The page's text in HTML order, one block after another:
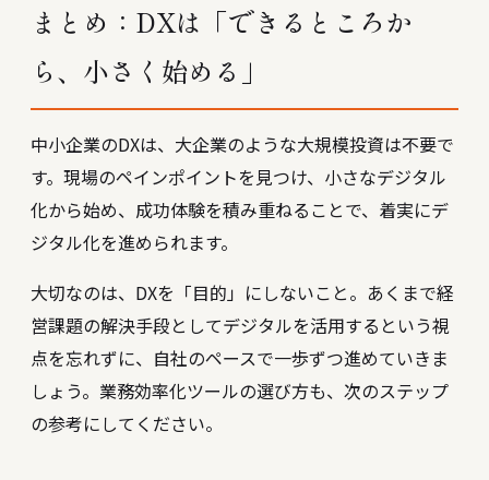
まとめ：DXは「できるところか
ら、小さく始める」
中小企業のDXは、大企業のような大規模投資は不要で
す。現場のペインポイントを見つけ、小さなデジタル
化から始め、成功体験を積み重ねることで、着実にデ
ジタル化を進められます。
大切なのは、DXを「目的」にしないこと。あくまで経
営課題の解決手段としてデジタルを活用するという視
点を忘れずに、自社のペースで一歩ずつ進めていきま
しょう。 業務効率化ツールの選び方も、次のステップ
の参考にしてください。